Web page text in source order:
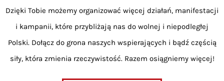
Dzięki Tobie możemy organizować więcej działań, manifestacji
i kampanii, które przybliżają nas do wolnej i niepodległej
Polski. Dołącz do grona naszych wspierających i bądź częścią
siły, która zmienia rzeczywistość. Razem osiągniemy więcej!